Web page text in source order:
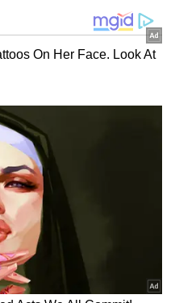
ஏற்ற தீர்வை
சார்ஜ் செய்தால் 50
குறைந்த
இது ஒரு
முதன்மைத்